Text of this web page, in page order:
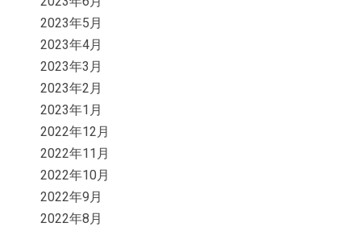
2023年5月
2023年4月
2023年3月
2023年2月
2023年1月
2022年12月
2022年11月
2022年10月
2022年9月
2022年8月